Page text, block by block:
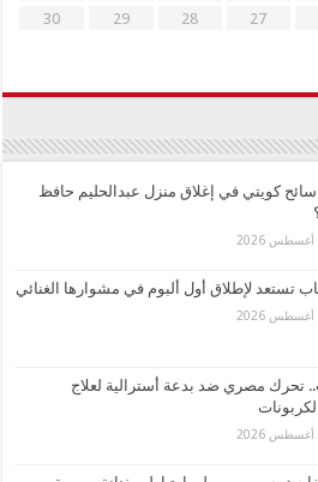
27
28
29
30
كويتي في إغلاق منزل عبدالحليم حافظ
تستعد لإطلاق أول ألبوم في مشوارها الغنائي
تحرك مصري ضد بدعة أسترالية لعلاج